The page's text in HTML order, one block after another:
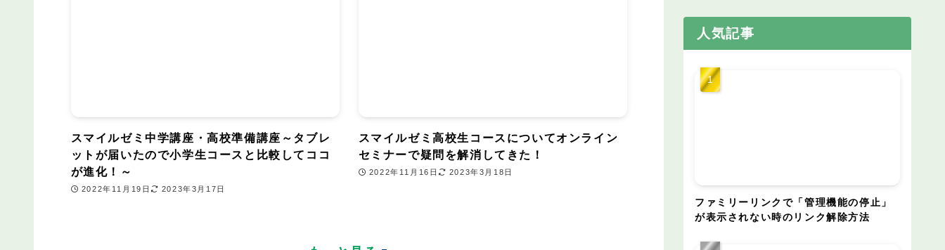
スマイルゼミ中学講座・高校準備講座～タブレ
ットが届いたので小学生コースと比較してココ
が進化！～
2022年11月19日 2023年3月17日
スマイルゼミ高校生コースについてオンライン
セミナーで疑問を解消してきた！
2022年11月16日 2023年3月18日
人気記事
ファミリーリンクで「管理機能の停止」
が表示されない時のリンク解除方法